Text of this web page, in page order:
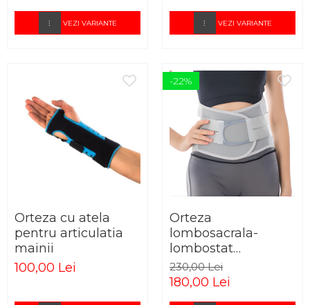
VEZI VARIANTE VEZI VARIANTE
Orteza cu atela
pentru articulatia
mainii
100,00 Lei
-22%
Orteza
lombosacrala-
lombostat
Premium
230,00 Lei
180,00 Lei